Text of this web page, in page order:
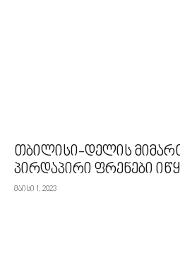
თბილისი-დელის
პირდაპირი ფრენები
მაისი 1, 2023